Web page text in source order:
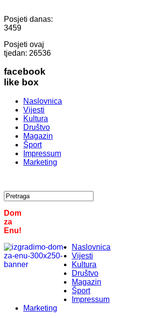
Posjeti danas:
3459
Posjeti ovaj
tjedan: 26536
facebook
like box
Naslovnica
Vijesti
Kultura
Društvo
Magazin
Šport
Impressum
Marketing
Dom
za
Enu!
Naslovnica
Vijesti
Kultura
Društvo
Magazin
Šport
Impressum
Marketing